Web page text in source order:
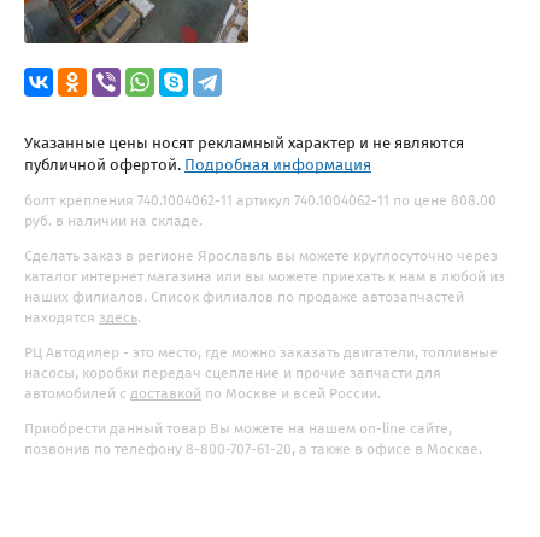
Указанные цены носят рекламный характер и не являются
публичной офертой. Подробная информация
болт крепления 740.1004062-11 артикул 740.1004062-11 по цене 808.00
руб. в наличии на складе.
Сделать заказ в регионе Ярославль вы можете круглосуточно через
каталог интернет магазина или вы можете приехать к нам в любой из
наших филиалов. Список филиалов по продаже автозапчастей
находятся здесь.
РЦ Автодилер - это место, где можно заказать двигатели, топливные
насосы, коробки передач сцепление и прочие запчасти для
автомобилей с доставкой по Москве и всей России.
Приобрести данный товар Вы можете на нашем on-line сайте,
позвонив по телефону 8-800-707-61-20, а также в офисе в Москве.